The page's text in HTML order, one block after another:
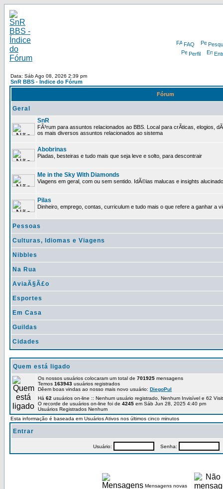
FAQ
Perfil
Data: Sáb Ago 08, 2026 2:39 pm
SnR BBS - Índice do Fórum
Fórum
Geral
SnR
FÃ³rum para assuntos relacionados ao BBS. Local para crÃ­ticas, elogios,
os mais diversos assuntos relacionados ao sistema
Abobrinas
Piadas, besteiras e tudo mais que seja leve e solto, para descontrair
Me in the Sky With Diamonds
Viagens em geral, com ou sem sentido. IdÃ©ias malucas e insights
Pilas
Dinheiro, emprego, contas, curriculum e tudo mais o que refere a ganhar a
Pessoas
Culturas, Idiomas e Viagens
Nibbles
Na Rua
AviaÃ§Ã£o
Esportes
Em Casa
Guildas
Cidades
Quem está ligado
Os nossos usuários colocaram um total de 701925 mensagens
Temos 163943 usuários registrados
Dêem boas vindas ao nosso mais novo usuário: DiegoPul
Há 62 usuários on-line :: Nenhum usuário registrado, Nenhum Invisível e 62
O recorde de usuários on-line foi de 4245 em Sáb Jun 28, 2025 4:40 pm
Usuários Registrados Nenhum
Esta informação é baseada em Usuários Ativos nos últimos cinco minutos
Entrar
Usuário: Senha:
Mensagens novas